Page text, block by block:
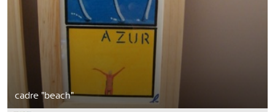
cadre "beach"